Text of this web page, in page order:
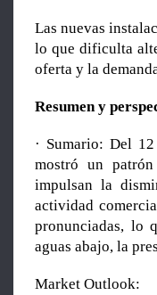
Las nuevas
lo que dificulta
oferta y la
Resumen y
· Sumario: Del
mostró un
impulsan la
actividad
pronunciadas, lo
aguas abajo, la
Market Outlook: